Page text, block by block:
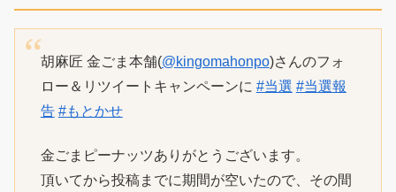
胡麻匠 金ごま本舗(@kingomahonpo)さんのフォ
ロー＆リツイートキャンペーンに #当選 #当選報
告 #もとかせ
金ごまピーナッツありがとうございます。
頂いてから投稿までに期間が空いたので、その間